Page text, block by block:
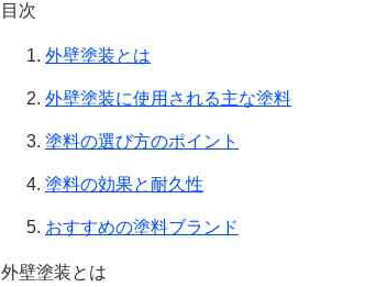
目次
外壁塗装とは
外壁塗装に使用される主な塗料
塗料の選び方のポイント
塗料の効果と耐久性
おすすめの塗料ブランド
外壁塗装とは